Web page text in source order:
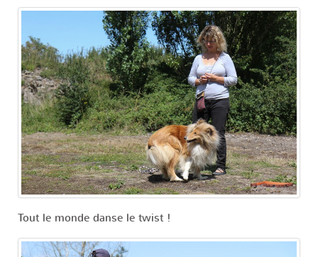
Tout le monde danse le twist !